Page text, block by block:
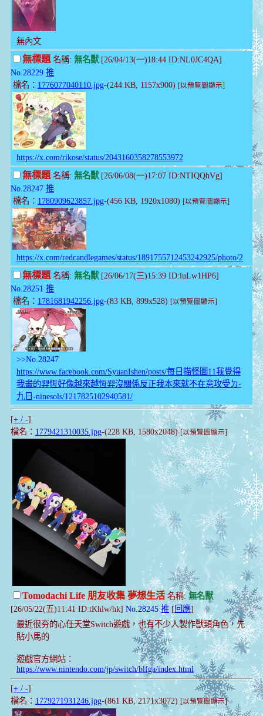
無內文
無標題名稱: 無名獸[26/04/13(一)18:44 ID:NL0JC4QA]
No.28229 推
檔名： 1776077040110.jpg-(244 KB, 1157x900) [以預覽圖顯示]
https://x.com/rikose/status/2043160358278553972
無標題名稱: 無名獸[26/06/08(一)17:07 ID:NTIQQhVg]
No.28247 推
檔名： 1780909623857.jpg-(456 KB, 1920x1080) [以預覽圖顯示]
https://x.com/redcandlegames/status/1891755712453242925/photo/2
無標題名稱: 無名獸[26/06/17(三)15:39 ID:iuLw1HP6]
No.28251 推
檔名： 1781681942256.jpg-(83 KB, 899x528) [以預覽圖顯示]
>>No.28247
https://www.facebook.com/SyuanIshen/posts/每日描怪圖11我覺得
我畫的羿恆好像越來越恆羿沒關係反正我本來就不在意攻受ㄉ-
九日-ninesols/1217825102940581/
[+ / -]
檔名： 1779421310035.jpg-(228 KB, 1580x2048)[以預覽圖顯示]
Tomodachi Life 朋友收集 夢想生活名稱: 無名獸
[26/05/22(五)11:41 ID:tKhlw/hk] No.28245 推 [回應]
最近很夯的心任天堂Switch遊戲，也有不少人製作獸類角色，先
貼小馬的
遊戲官方網站：
https://www.nintendo.com/jp/switch/blfga/index.html
[+ / -]
檔名： 1779271931246.jpg-(861 KB, 2171x3072) [以預覽圖顯示]